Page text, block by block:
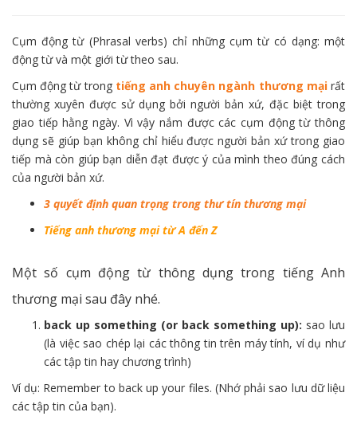
Cụm động từ (Phrasal verbs) chỉ những cụm từ có dạng: một
động từ và một giới từ theo sau.
Cụm động từ trong tiếng anh chuyên ngành thương mạirất
thường xuyên được sử dụng bởi người bản xứ, đặc biệt trong
giao tiếp hằng ngày. Vì vậy nắm được các cụm động từ thông
dụng sẽ giúp bạn không chỉ hiểu được người bản xứ trong giao
tiếp mà còn giúp bạn diễn đạt được ý của mình theo đúng cách
của người bản xứ.
3 quyết định quan trọng trong thư tín thương mại
Tiếng anh thương mại từ A đến Z
Một số cụm động từ thông dụng trong tiếng Anh
thương mại sau đây nhé.
back up something (or back something up): sao lưu
(là việc sao chép lại các thông tin trên máy tính, ví dụ như
các tập tin hay chương trình)
Ví dụ: Remember to back up your files. (Nhớ phải sao lưu dữ liệu
các tập tin của bạn).